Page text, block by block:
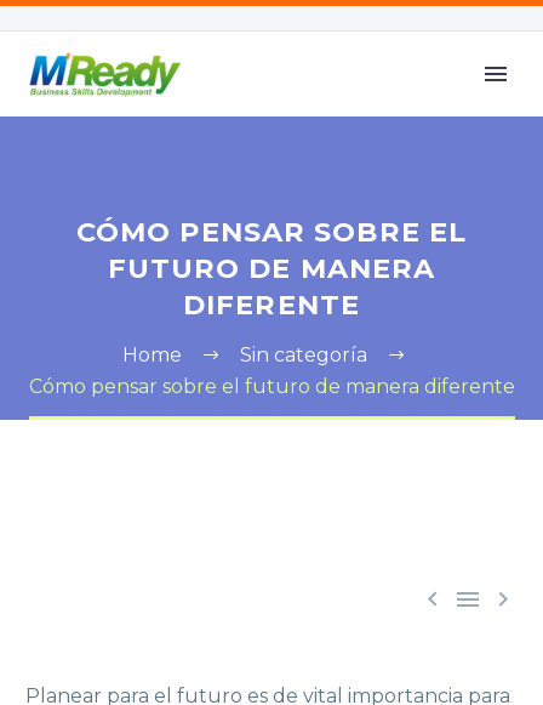
CÓMO PENSAR SOBRE EL
FUTURO DE MANERA
DIFERENTE
Home
Sin categoría
Cómo pensar sobre el futuro de manera diferente
  
Planear para el futuro es de vital importancia para